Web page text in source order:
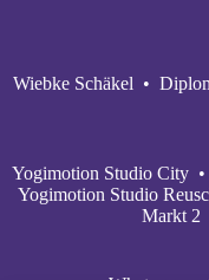
Wiebke Schäkel •
Yogimotion Studio City
Yogimotion Studio
Markt 2